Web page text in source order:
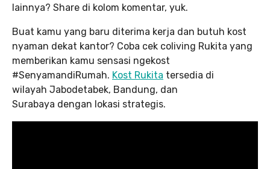
lainnya? Share di kolom komentar, yuk.
Buat kamu yang baru diterima kerja dan butuh kost
nyaman dekat kantor? Coba cek coliving Rukita yang
memberikan kamu sensasi ngekost
#SenyamandiRumah. Kost Rukita tersedia di
wilayah Jabodetabek, Bandung, dan
Surabaya dengan lokasi strategis.